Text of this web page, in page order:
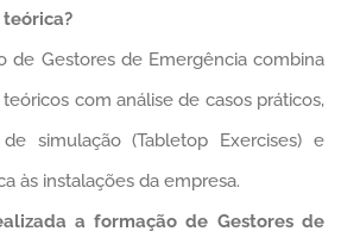
de Gestores de Emergência combina
com análise de casos práticos,
simulação (Tabletop Exercises) e
às instalações da empresa.
a formação de Gestores de